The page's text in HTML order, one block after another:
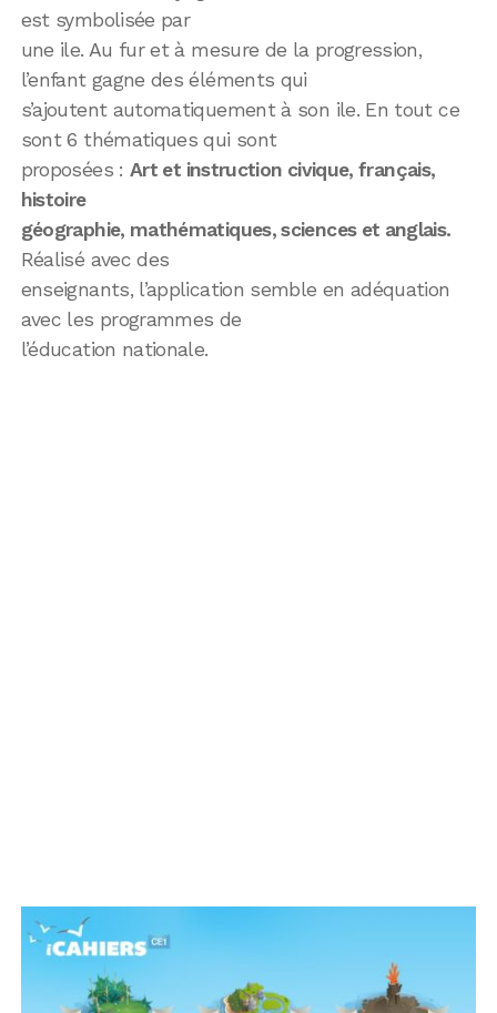
est symbolisée par
une ile. Au fur et à mesure de la progression,
l’enfant gagne des éléments qui
s’ajoutent automatiquement à son ile. En tout ce
sont 6 thématiques qui sont
proposées : Art et instruction civique, français,
histoire
géographie, mathématiques, sciences et anglais.
Réalisé avec des
enseignants, l’application semble en adéquation
avec les programmes de
l’éducation nationale.